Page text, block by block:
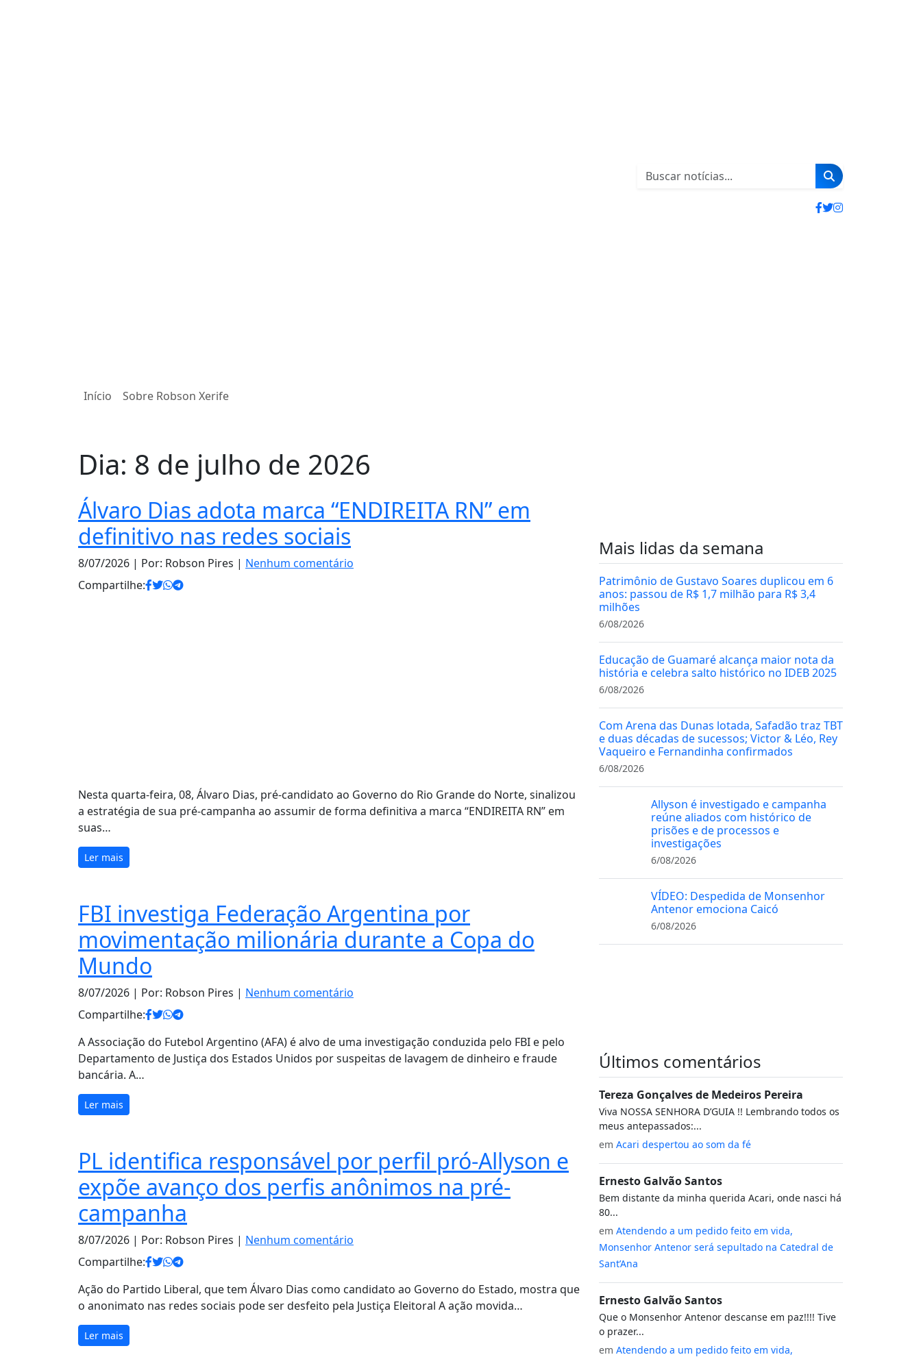
Início Sobre Robson Xerife
Dia: 8 de julho de 2026
Álvaro Dias adota marca “ENDIREITA RN” em
definitivo nas redes sociais
8/07/2026 | Por: Robson Pires | Nenhum comentário
Compartilhe:
Nesta quarta-feira, 08, Álvaro Dias, pré-candidato ao Governo do Rio Grande do Norte, sinalizou
a estratégia de sua pré-campanha ao assumir de forma definitiva a marca “ENDIREITA RN” em
suas…
Ler mais
FBI investiga Federação Argentina por
movimentação milionária durante a Copa do
Mundo
8/07/2026 | Por: Robson Pires | Nenhum comentário
Compartilhe:
A Associação do Futebol Argentino (AFA) é alvo de uma investigação conduzida pelo FBI e pelo
Departamento de Justiça dos Estados Unidos por suspeitas de lavagem de dinheiro e fraude
bancária. A…
Ler mais
PL identifica responsável por perfil pró-Allyson e
expõe avanço dos perfis anônimos na pré-
campanha
8/07/2026 | Por: Robson Pires | Nenhum comentário
Compartilhe:
Ação do Partido Liberal, que tem Álvaro Dias como candidato ao Governo do Estado, mostra que
o anonimato nas redes sociais pode ser desfeito pela Justiça Eleitoral A ação movida…
Ler mais
Mais lidas da semana
Patrimônio de Gustavo Soares duplicou em 6
anos: passou de R$ 1,7 milhão para R$ 3,4
milhões
6/08/2026
Educação de Guamaré alcança maior nota da
história e celebra salto histórico no IDEB 2025
6/08/2026
Com Arena das Dunas lotada, Safadão traz TBT
e duas décadas de sucessos; Victor & Léo, Rey
Vaqueiro e Fernandinha confirmados
6/08/2026
Allyson é investigado e campanha
reúne aliados com histórico de
prisões e de processos e
investigações
6/08/2026
VÍDEO: Despedida de Monsenhor
Antenor emociona Caicó
6/08/2026
Últimos comentários
Tereza Gonçalves de Medeiros Pereira
Viva NOSSA SENHORA D’GUIA !! Lembrando todos os
meus antepassados:...
em Acari despertou ao som da fé
Ernesto Galvão Santos
Bem distante da minha querida Acari, onde nasci há
80...
em Atendendo a um pedido feito em vida,
Monsenhor Antenor será sepultado na Catedral de
Sant’Ana
Ernesto Galvão Santos
Que o Monsenhor Antenor descanse em paz!!!! Tive
o prazer...
em Atendendo a um pedido feito em vida,